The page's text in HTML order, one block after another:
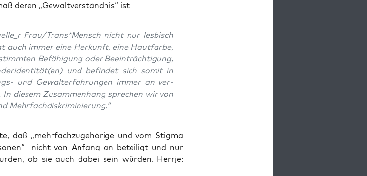
deren „Gewalt­ver­ständ­nis“ ist
Frau/Trans*Mensch nicht nur les­bisch
auch immer eine Her­kunft, eine Haut­far­be,
Befä­hi­gung oder Beein­träch­ti­gung,
und befin­det sich somit in
und Gewalt­er­fah­run­gen immer an ver­
In die­sem Zusam­men­hang spre­chen wir von
Mehrfachdiskriminierung.“
daß „mehr­fach­zu­ge­hö­ri­ge und vom Stig­ma
nicht von Anfang an betei­ligt und nur
ob sie auch dabei sein wür­den. Herr­je: